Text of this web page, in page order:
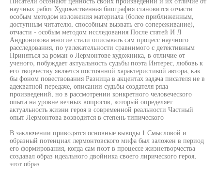
научных работ Художественная биография становится отчасти
особым методом изложения материала (более приближенным,
доступным читателю, способным вызвать его сопереживание),
отчасти - особым методом исследования После статей И Л
Андроникова многие стали описывать сам процесс научного
расследования, по увлекательности сравнимого с детективным
Приняться за роман о Лермонтове художника, в отличие от
ученого, побуждает актуальность судьбы поэта Интерес, любовь к
его творчеству является постоянной характеристикой автора, как
бы фоном повествования Разница в акцентах задача писателя не в
адекватной передаче, описании судьбы создателя ряда
произведений, но в рассмотрении конкретного человеческого
опыта на уровне вечных вопросов, который определяет
актуальность жизни героя в современной реальности Частный
опыт Лермонтова возводится в степень типического
В заключении приводятся основные выводы 1 Смысловой и
образный потенциал лермонтовского мифа был заложен в период
его формирования, когда сам поэт в процессе жизнетворчества
создавал образ идеального двойника своего лирического героя,
этот образ